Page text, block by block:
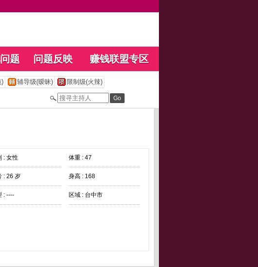
题 问题反映 赚钱联盟专区
) 辅导级(暧昧) 限制级(火辣)
: 女性 体重 : 47
: 26 岁 身高 : 168
: ---- 区域 : 台中市